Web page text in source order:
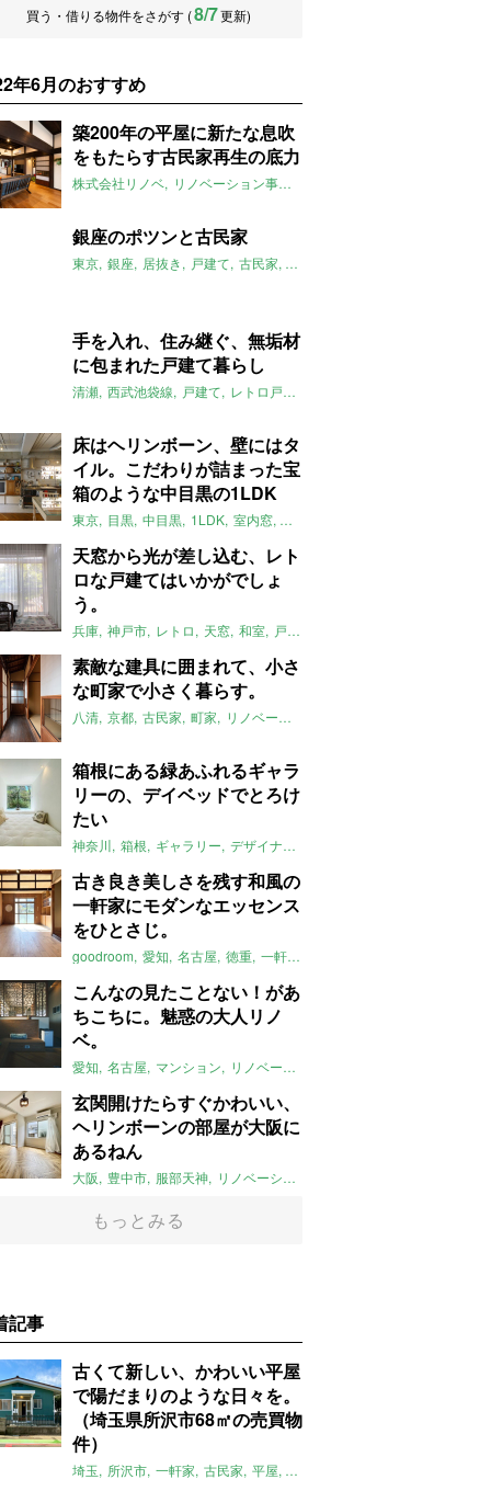
買う・借りる物件をさがす (8/7更新)
年6月のおすすめ
築200年の平屋に新たな息吹
をもたらす古民家再生の底力
株式会社リノベ リノベーション事例
銀座のポツンと古民家
東京 銀座 居抜き 戸建て 古民家 店舗
手を入れ、住み継ぐ、無垢材
に包まれた戸建て暮らし
清瀬 西武池袋線 戸建て レトロ戸建て
床はヘリンボーン、壁にはタ
イル。こだわりが詰まった宝
箱のような中目黒の1LDK
東京 目黒 中目黒 1LDK 室内窓 リノベーション
天窓から光が差し込む、レト
ロな戸建てはいかがでしょ
う。
兵庫 神戸市 レトロ 天窓 和室 戸建て
素敵な建具に囲まれて、小さ
な町家で小さく暮らす。
八清 京都 古民家 町家 リノベーション
箱根にある緑あふれるギャラ
リーの、デイベッドでとろけ
たい
神奈川 箱根 ギャラリー デザイナーズ
古き良き美しさを残す和風の
一軒家にモダンなエッセンス
をひとさじ。
goodroom 愛知 名古屋 徳重 一軒家
こんなの見たことない！があ
ちこちに。魅惑の大人リノ
ベ。
愛知 名古屋 マンション リノベーション
玄関開けたらすぐかわいい、
ヘリンボーンの部屋が大阪に
あるねん
大阪 豊中市 服部天神 リノベーション
もっとみる
記事
古くて新しい、かわいい平屋
で陽だまりのような日々を。
（埼玉県所沢市68㎡の売買物
件）
埼玉 所沢市 一軒家 古民家 平屋 庭